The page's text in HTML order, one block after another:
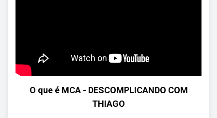
O que é MCA - DESCOMPLICANDO COM
THIAGO